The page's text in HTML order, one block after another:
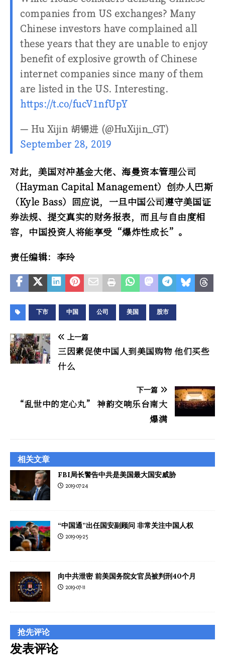
companies from US exchanges? Many
Chinese investors have complained all
these years that they are unable to enjoy
benefit of explosive growth of Chinese
internet companies since many of them
are listed in the US. Interesting.
https://t.co/fucV1nfUpY
— Hu Xijin 胡锡进 (@HuXijin_GT)
September 28, 2019
对此，美国对冲基金大佬、海曼资本管理公司
（Hayman Capital Management）创办人巴斯
（Kyle Bass）回应说，一旦中国公司遵守美国证
券法规、提交真实的财务报表，而且与自由度相
容，中国投资人将能享受“爆炸性成长”。
责任编辑：李玲
下市 中国 公司 美国 股市
上一篇
三因素促使中国人到美国购物 他们买些
什么
下一篇
“乱世中的定心丸” 神韵交响乐台南大
爆满
相关文章
FBI局长警告中共是美国最大国安威胁
2019-07-24
“中国通”出任国安副顾问 非常关注中国人权
2019-09-25
向中共泄密 前美国务院女官员被判刑40个月
2019-07-11
抢先评论
发表评论